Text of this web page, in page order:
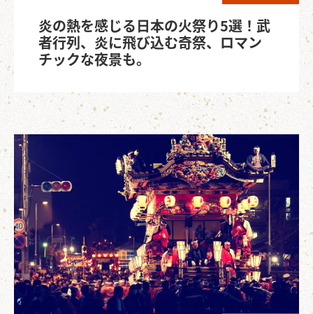
炎の熱を感じる日本の火祭り5選！武
者行列、炎に飛び込む奇祭、ロマン
チックな夜景も。